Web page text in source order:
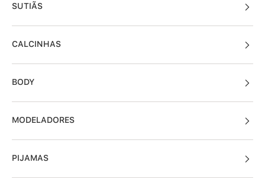
SUTIÃS
CALCINHAS
BODY
MODELADORES
PIJAMAS